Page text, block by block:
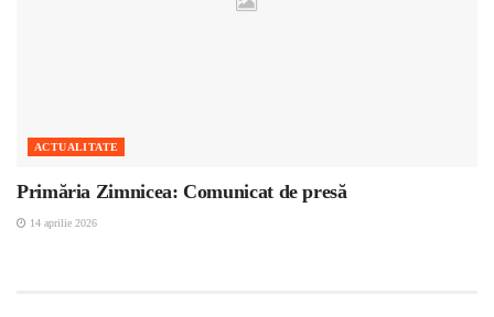
ACTUALITATE
Primăria Zimnicea: Comunicat de presă
14 aprilie 2026